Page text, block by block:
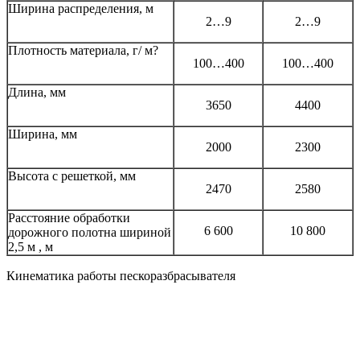
Ширина распределения, м
2…9
2…9
Плотность материала, г/ м?
100…400
100…400
Длина, мм
3650
4400
Ширина, мм
2000
2300
Высота с решеткой, мм
2470
2580
Расстояние обработки
дорожного полотна шириной
2,5 м , м
6 600 10 800
Кинематика работы пескоразбрасывателя